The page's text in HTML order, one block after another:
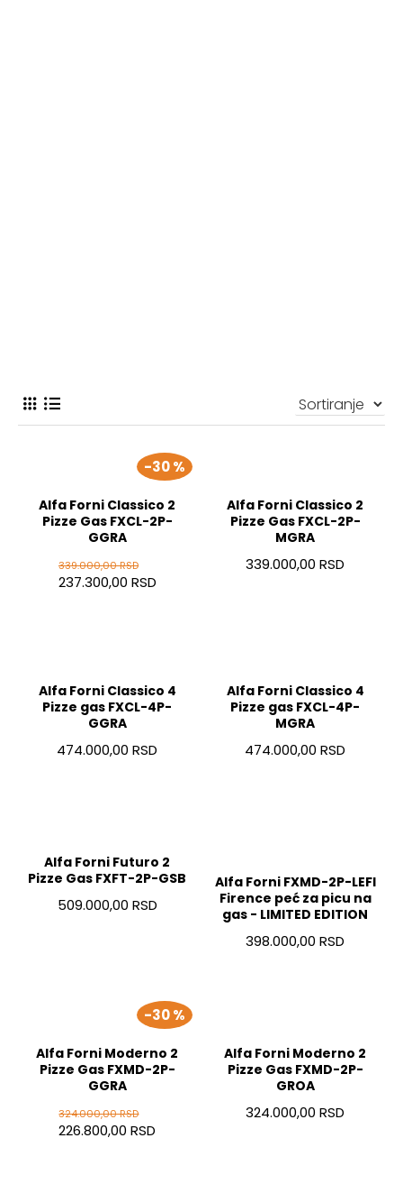
-30 %
Alfa Forni Classico 2
Pizze Gas FXCL-2P-
GGRA
237.300,00 RSD
339.000,00 RSD
Alfa Forni Classico 2
Pizze Gas FXCL-2P-
MGRA
339.000,00 RSD
Alfa Forni Classico 4
Pizze gas FXCL-4P-
GGRA
474.000,00 RSD
Alfa Forni Classico 4
Pizze gas FXCL-4P-
MGRA
474.000,00 RSD
Alfa Forni Futuro 2
Pizze Gas FXFT-2P-GSB
509.000,00 RSD
Alfa Forni FXMD-2P-LEFI
Firence peć za picu na
gas - LIMITED EDITION
398.000,00 RSD
-30 %
Alfa Forni Moderno 2
Pizze Gas FXMD-2P-
GGRA
226.800,00 RSD
324.000,00 RSD
Alfa Forni Moderno 2
Pizze Gas FXMD-2P-
GROA
324.000,00 RSD